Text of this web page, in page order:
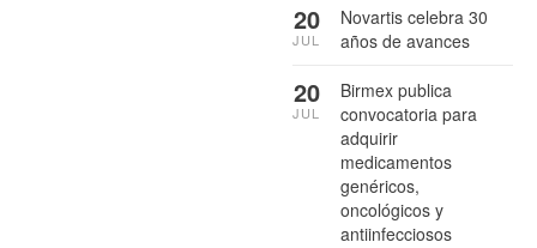
Novartis celebra 30
años de avances
20
JUL
Birmex publica
convocatoria para
adquirir
medicamentos
genéricos,
oncológicos y
antiinfecciosos
20
JUL